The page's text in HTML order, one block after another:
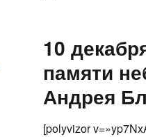
10
памяти
Андрея